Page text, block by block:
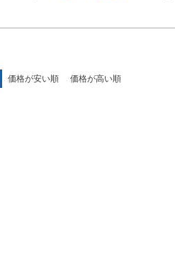
価格が安い順 価格が高い順